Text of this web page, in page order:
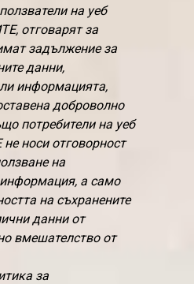
на уеб
отговарят за
задължение за
данни,
информацията,
доброволно
потребители на уеб
носи отговорност
на
а само
на съхранените
данни от
вмешателство от
за